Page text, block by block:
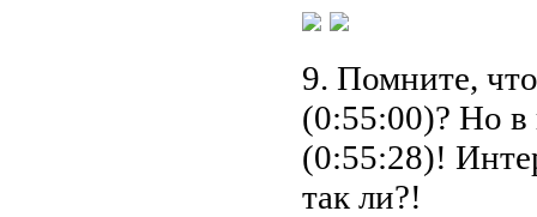
9. Помните,
(0:55:00)? Но
(0:55:28)!
так ли?!